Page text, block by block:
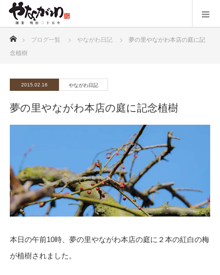
ブログ一覧 やながわ日記
夢の里やながわ本店の庭に記
念植樹
2015.02.16 やながわ日記
夢の里やながわ本店の庭に記念植樹
本日の午前10時、夢の里やながわ本店の庭に２本の紅白の梅
が植樹されました。